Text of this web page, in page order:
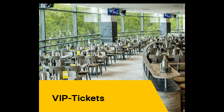
VIP-Tickets